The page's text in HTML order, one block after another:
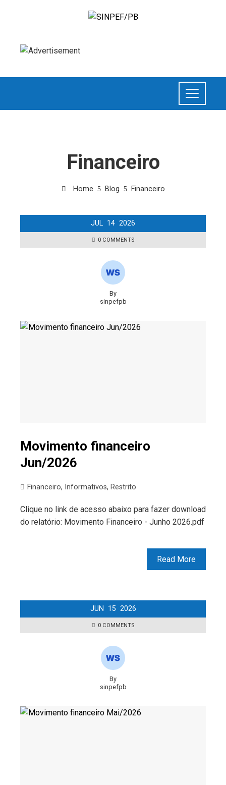
Financeiro
Home Blog Financeiro
JUL 14 2026
0 COMMENTS
By
sinpefpb
Movimento financeiro
Jun/2026
Financeiro, Informativos, Restrito
Clique no link de acesso abaixo para fazer download
do relatório: Movimento Financeiro - Junho 2026.pdf
Read More
JUN 15 2026
0 COMMENTS
By
sinpefpb